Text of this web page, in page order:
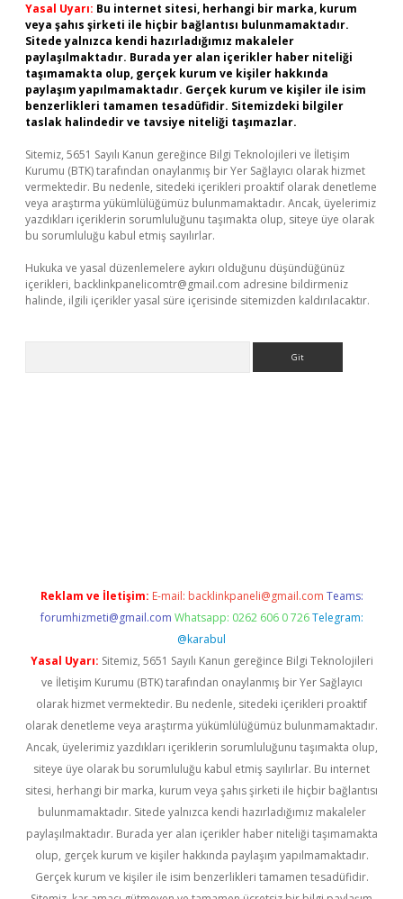
Yasal Uyarı: Bu internet sitesi, herhangi bir marka, kurum
veya şahıs şirketi ile hiçbir bağlantısı bulunmamaktadır.
Sitede yalnızca kendi hazırladığımız makaleler
paylaşılmaktadır. Burada yer alan içerikler haber niteliği
taşımamakta olup, gerçek kurum ve kişiler hakkında
paylaşım yapılmamaktadır. Gerçek kurum ve kişiler ile isim
benzerlikleri tamamen tesadüfidir. Sitemizdeki bilgiler
taslak halindedir ve tavsiye niteliği taşımazlar.
Sitemiz, 5651 Sayılı Kanun gereğince Bilgi Teknolojileri ve İletişim
Kurumu (BTK) tarafından onaylanmış bir Yer Sağlayıcı olarak hizmet
vermektedir. Bu nedenle, sitedeki içerikleri proaktif olarak denetleme
veya araştırma yükümlülüğümüz bulunmamaktadır. Ancak, üyelerimiz
yazdıkları içeriklerin sorumluluğunu taşımakta olup, siteye üye olarak
bu sorumluluğu kabul etmiş sayılırlar.
Hukuka ve yasal düzenlemelere aykırı olduğunu düşündüğünüz
içerikleri, backlinkpanelicomtr@gmail.com adresine bildirmeniz
halinde, ilgili içerikler yasal süre içerisinde sitemizden kaldırılacaktır.
Reklam ve İletişim: E-mail: backlinkpaneli@gmail.com Teams:
forumhizmeti@gmail.com Whatsapp: 0262 606 0 726 Telegram:
@karabul
Yasal Uyarı: Sitemiz, 5651 Sayılı Kanun gereğince Bilgi Teknolojileri
ve İletişim Kurumu (BTK) tarafından onaylanmış bir Yer Sağlayıcı
olarak hizmet vermektedir. Bu nedenle, sitedeki içerikleri proaktif
olarak denetleme veya araştırma yükümlülüğümüz bulunmamaktadır.
Ancak, üyelerimiz yazdıkları içeriklerin sorumluluğunu taşımakta olup,
siteye üye olarak bu sorumluluğu kabul etmiş sayılırlar. Bu internet
sitesi, herhangi bir marka, kurum veya şahıs şirketi ile hiçbir bağlantısı
bulunmamaktadır. Sitede yalnızca kendi hazırladığımız makaleler
paylaşılmaktadır. Burada yer alan içerikler haber niteliği taşımamakta
olup, gerçek kurum ve kişiler hakkında paylaşım yapılmamaktadır.
Gerçek kurum ve kişiler ile isim benzerlikleri tamamen tesadüfidir.